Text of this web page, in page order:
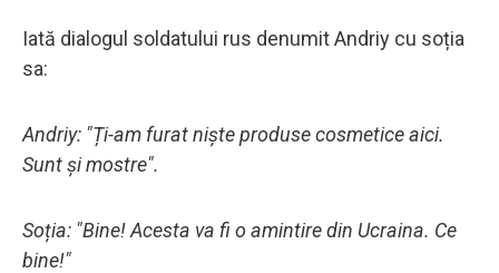
Iată dialogul soldatului rus denumit Andriy cu soția
sa:
Andriy: "Ți-am furat niște produse cosmetice aici.
Sunt și mostre".
Soția: "Bine! Acesta va fi o amintire din Ucraina. Ce
bine!"